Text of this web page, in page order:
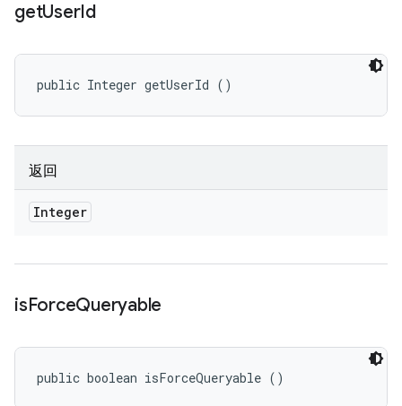
getUserId
public Integer getUserId ()
返回
Integer
isForceQueryable
public boolean isForceQueryable ()